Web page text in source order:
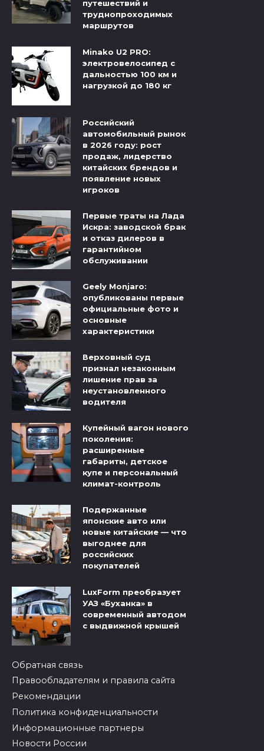
путешествий и
труднопроходимых
маршрутов
Minako U2 PRO:
электровелосипед с
дальностью 100 км и
нагрузкой до 180 кг
Российский
автомобильный рынок
в 2026 году: рост
продаж, лидерство
китайских брендов и
появление новых
игроков
Первые траты на Лада
Искра: заводской брак
и отказ дилеров в
гарантийном
обслуживании
Geely Monjaro:
опубликованы первые
официальные фото и
основные
характеристики
Верховный суд
признал незаконным
лишение прав за
неустановленного
водителя
Купейный вагон нового
поколения:
расширенные
габариты, детское
купе и персональный
климат-контроль
Подержанные
японские авто или
новые китайские — что
выгоднее для
российских
покупателей
LuxForm преобразует
УАЗ «Буханка» в
современный автодом
с выдвижной крышей
Обратная связь
Правообладателям и правила сайта
Рекомендации
Политика конфиденциальности
Информационные партнеры
Новости России